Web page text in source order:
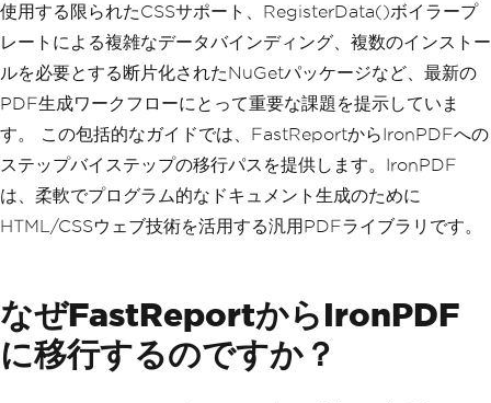
使用する限られたCSSサポート、RegisterData()ボイラープ
レートによる複雑なデータバインディング、複数のインストー
ルを必要とする断片化されたNuGetパッケージなど、最新の
PDF生成ワークフローにとって重要な課題を提示していま
す。 この包括的なガイドでは、FastReportからIronPDFへの
ステップバイステップの移行パスを提供します。IronPDF
は、柔軟でプログラム的なドキュメント生成のために
HTML/CSSウェブ技術を活用する汎用PDFライブラリです。
なぜFastReportからIronPDF
に移行するのですか？